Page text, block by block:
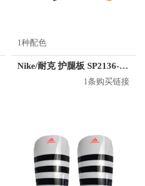
1种配色
Nike/耐克 护腿板 SP2136-728
1条购买链接